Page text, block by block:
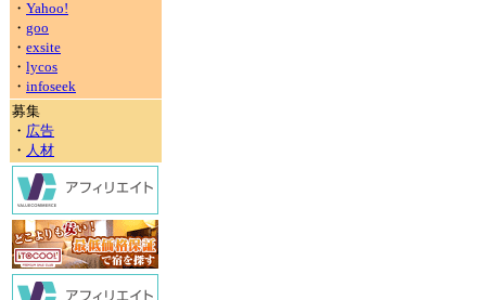
・ Yahoo!
・ goo
・ exsite
・ lycos
・ infoseek
募集
・ 広告
・ 人材